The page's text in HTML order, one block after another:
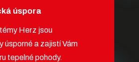
úspora
Herz jsou
úsporné a zajistí Vám
tepelné pohody.